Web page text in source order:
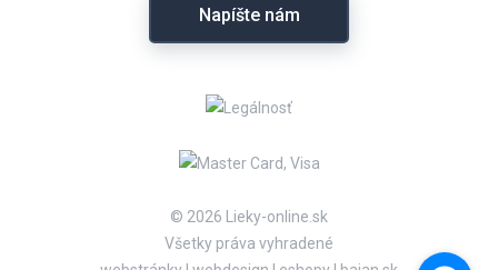
Napíšte nám
© 2026 Lieky-online.sk
Všetky práva vyhradené